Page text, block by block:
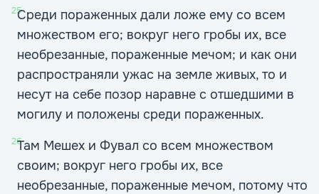
25Среди пораженных дали ложе ему со всем
множеством его; вокруг него гробы их, все
необрезанные, пораженные мечом; и как они
распространяли ужас на земле живых, то и
несут на себе позор наравне с отшедшими в
могилу и положены среди пораженных.
26Там Мешех и Фувал со всем множеством
своим; вокруг него гробы их, все
необрезанные, пораженные мечом, потому что